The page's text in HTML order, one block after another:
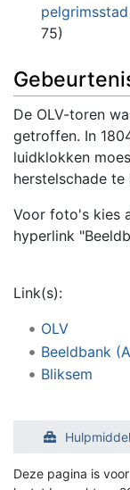
75)
De OLV-toren
getroffen. In
luidklokken
herstelschade te
Voor foto's kies
hyperlink
Link(s):
OLV
Beeldbank
Bliksem
Deze pagina is